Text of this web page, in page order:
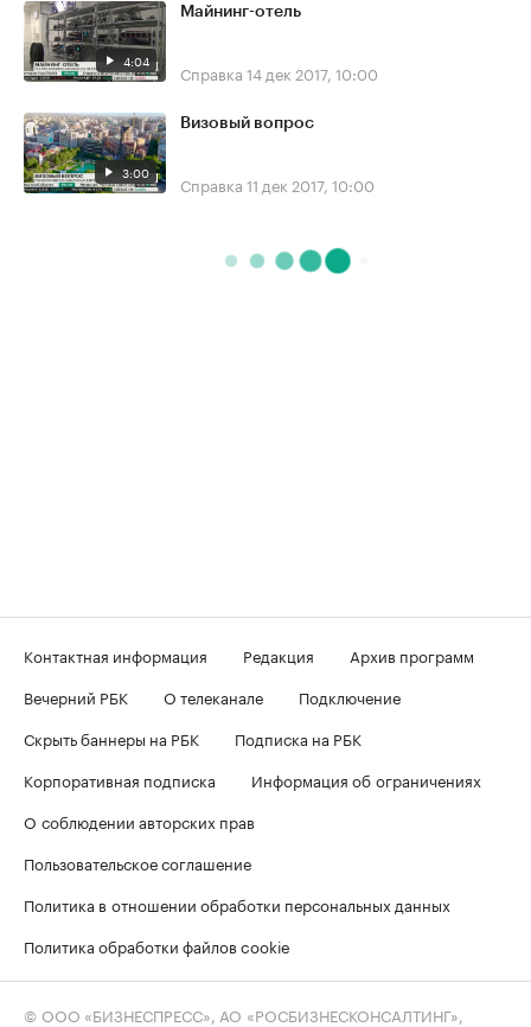
4:04
Майнинг-отель
Справка 14 дек 2017, 10:00
3:00
Визовый вопрос
Справка 11 дек 2017, 10:00
Контактная информация Редакция
Архив программ
Вечерний РБК
О телеканале
Подключение
Скрыть баннеры на РБК
Подписка на РБК
Корпоративная подписка
Информация об ограничениях
О соблюдении авторских прав
Пользовательское соглашение
Политика в отношении обработки персональных данных
Политика обработки файлов cookie
© ООО «БИЗНЕСПРЕСС», АО «РОСБИЗНЕСКОНСАЛТИНГ»,